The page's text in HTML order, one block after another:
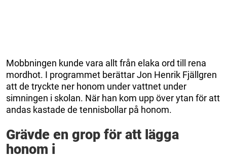
Mobbningen kunde vara allt från elaka ord till rena
mordhot. I programmet berättar Jon Henrik Fjällgren
att de tryckte ner honom under vattnet under
simningen i skolan. När han kom upp över ytan för att
andas kastade de tennisbollar på honom.
Grävde en grop för att lägga
honom i